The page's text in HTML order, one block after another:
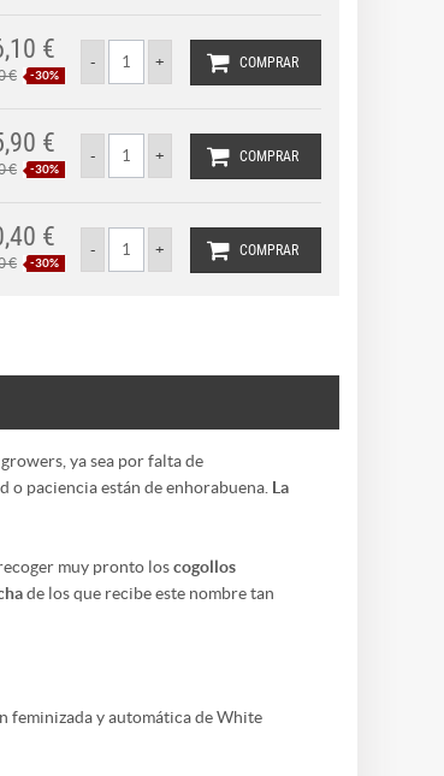
COMPRAR
€
€ -30%
COMPRAR
€
€ -30%
COMPRAR
€
€ -30%
growers , ya sea por falta de
paciencia están de enhorabuena. La
muy pronto loscogollos
de los que recibe este nombre tan
feminizada y automática de White